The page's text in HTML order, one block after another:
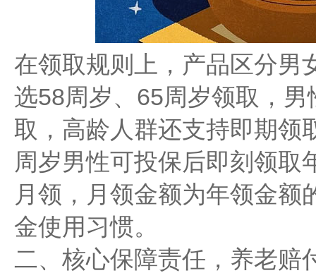
在领取规则上，产品区分男
选58周岁、65周岁领取，
取，高龄人群还支持即期领
周岁男性可投保后即刻领取
月领，月领金额为年领金额
金使用习惯。
二、核心保障责任，养老赔